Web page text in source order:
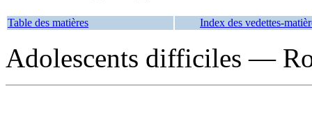
Table des matières Index des vedettes-
Adolescents difficiles —